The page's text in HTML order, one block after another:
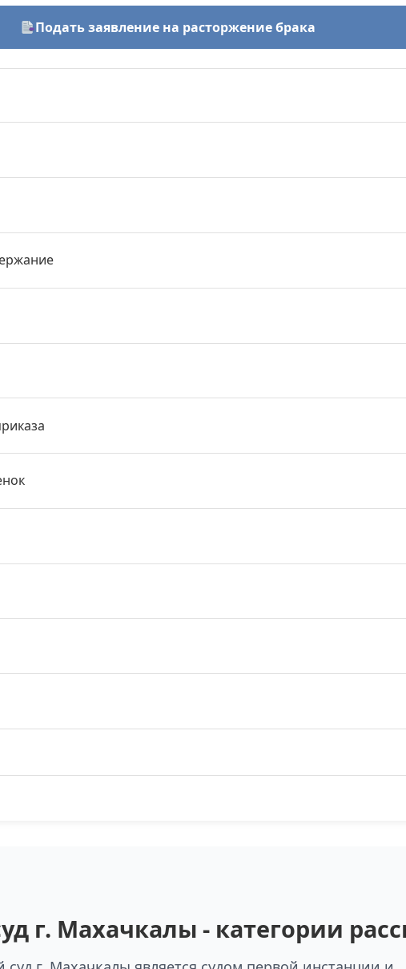
Подать заявление на расторжение брака
г. Махачкалы - категории